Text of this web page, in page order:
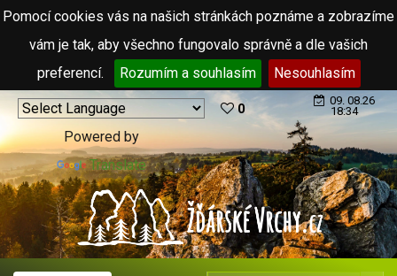
Pomocí cookies vás na našich stránkách poznáme a zobrazíme
vám je tak, aby všechno fungovalo správně a dle vašich
preferencí.
Rozumím a souhlasím Nesouhlasím
Powered by
Translate
0
09. 08.26
18:34